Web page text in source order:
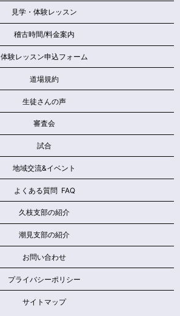
見学・体験レッスン
稽古時間/料金案内
体験レッスン申込フォーム
道場規約
生徒さんの声
審査会
試合
地域交流&イベント
よくある質問 FAQ
久枝支部の紹介
潮見支部の紹介
お問い合わせ
プライバシーポリシー
サイトマップ